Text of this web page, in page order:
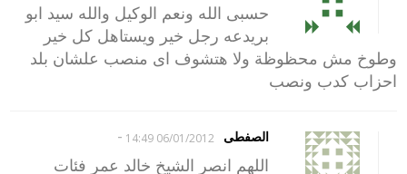
حسبى الله ونعم الوكيل والله سيد ابو
بريدعه رجل خير ويستاهل كل خير
وطوخ مش محظوظة ولا هتشوف اى منصب علشان بلد
احزاب كدب ونصب
الصفطى 06/01/2012 14:49
-
اللهم انصر الشيخ خالد عمر فئات